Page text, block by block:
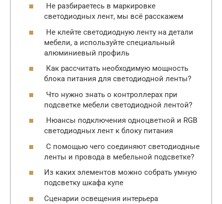
Не разбираетесь в маркировке
светодиодных лент, мы всё расскажем
Не клейте светодиодную ленту на детали
мебели, а используйте специальный
алюминиевый профиль
Как рассчитать необходимую мощность
блока питания для светодиодной ленты?
Что нужно знать о контроллерах при
подсветке мебели светодиодной лентой?
Нюансы подключения одноцветной и RGB
светодиодных лент к блоку питания
С помощью чего соединяют светодиодные
ленты и провода в мебельной подсветке?
Из каких элементов можно собрать умную
подсветку шкафа купе
Сценарии освещения интерьера